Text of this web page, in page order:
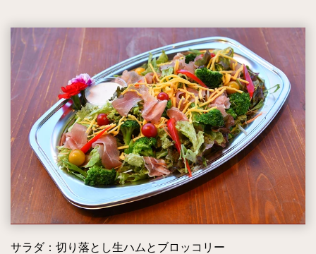
サラダ：切り落とし生ハムとブロッコリー